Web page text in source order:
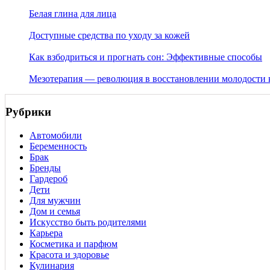
Белая глина для лица
Доступные средства по уходу за кожей
Как взбодриться и прогнать сон: Эффективные способы
Мезотерапия — революция в восстановлении молодости
Рубрики
Автомобили
Беременность
Брак
Бренды
Гардероб
Дети
Для мужчин
Дом и семья
Искусство быть родителями
Карьера
Косметика и парфюм
Красота и здоровье
Кулинария